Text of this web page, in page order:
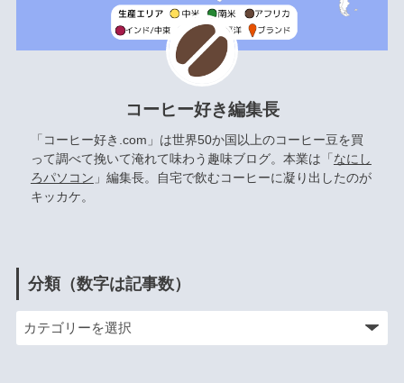
コーヒー好き編集長
「コーヒー好き.com」は世界50か国以上のコーヒー豆を買
って調べて挽いて淹れて味わう趣味ブログ。本業は「 なにし
ろパソコン 」編集長。自宅で飲むコーヒーに凝り出したのが
キッカケ。
分類（数字は記事数）